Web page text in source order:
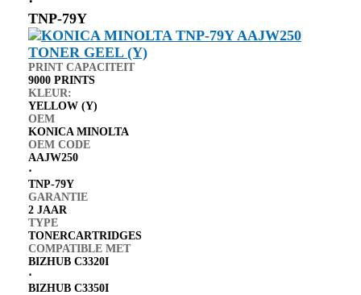
TNP-79Y
PRINT CAPACITEIT
9000 PRINTS
KLEUR:
YELLOW (Y)
OEM
KONICA MINOLTA
OEM CODE
AAJW250
⋅
TNP-79Y
GARANTIE
2 JAAR
TYPE
TONERCARTRIDGES
COMPATIBLE MET
BIZHUB C3320I
⋅
BIZHUB C3350I